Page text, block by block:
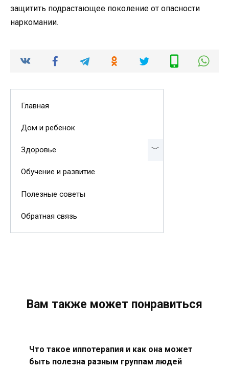
защитить подрастающее поколение от опасности
наркомании.
Главная
Дом и ребенок
Здоровье
Обучение и развитие
Полезные советы
Обратная связь
Вам также может понравиться
Что такое иппотерапия и как она может
быть полезна разным группам людей